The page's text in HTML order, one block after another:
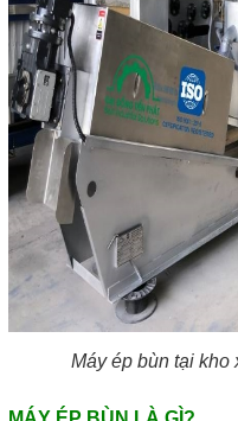
Máy ép bùn tại